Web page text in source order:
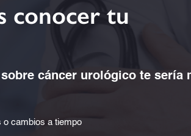
Cárdenas
Dr. Alejandro
conocer tu
cáncer urológico te sería
o cambios a tiempo